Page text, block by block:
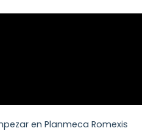
en Planmeca Romexis